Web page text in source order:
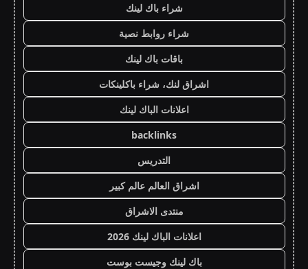
شراء باك لينك
شراء روابط نصية
باقات باك لينك
اشراق لنك، شراء باكلينكات
اعلانات الباك لينك
backlinks
التدريس
اشراق العالم عالم كبير
منتدى الاشراق
اعلانات الباك لينك 2026
باك لينك وجيست بوست